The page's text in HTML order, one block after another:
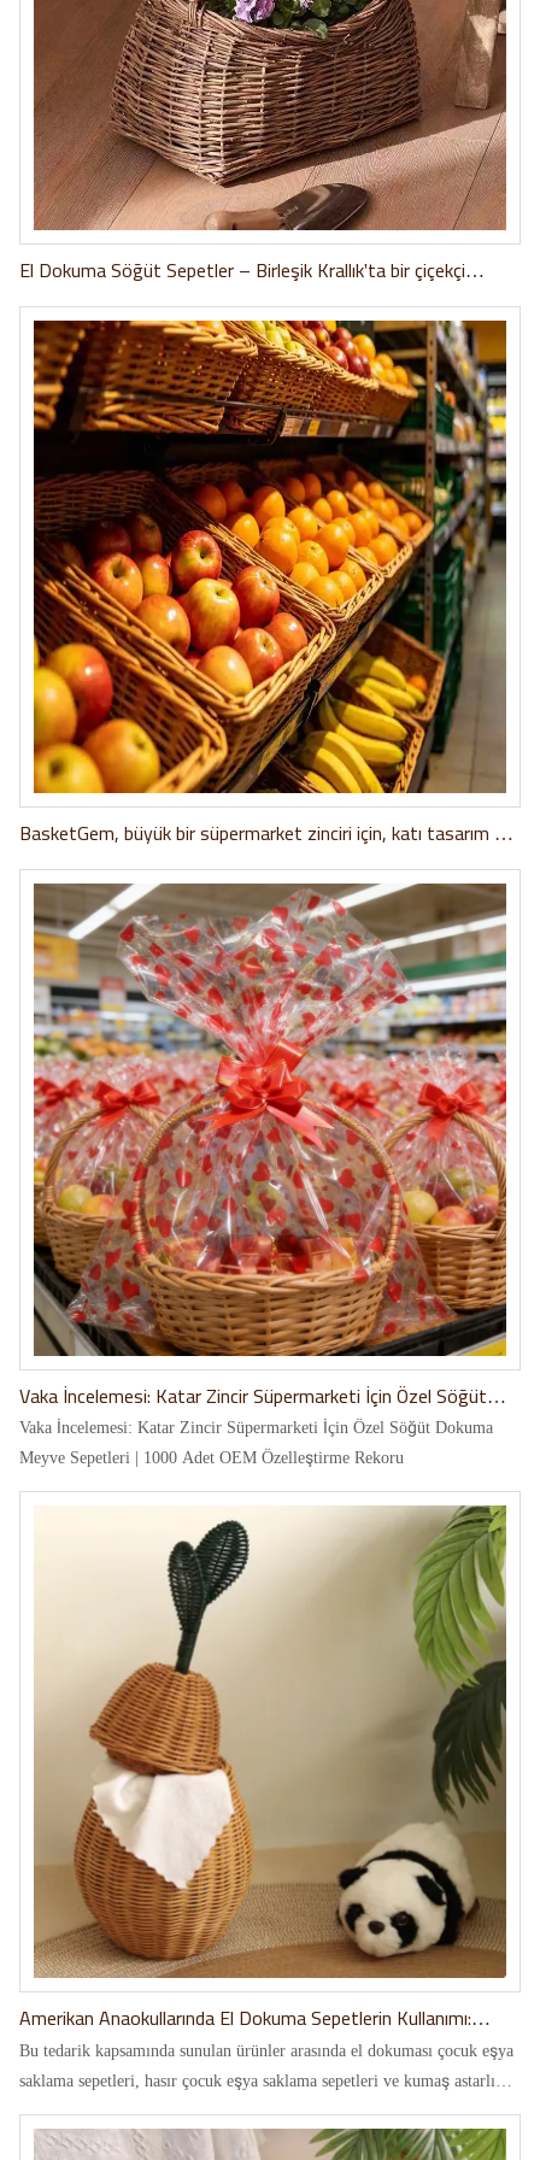
El Dokuma Söğüt Sepetler – Birleşik Krallık'ta bir çiçekçi
zincirinin öyküsü
BasketGem, büyük bir süpermarket zinciri için, katı tasarım ve
zaman çizelgesi gereksinimlerini karşılayan özel hasır sepet
çözümü sundu.
Vaka İncelemesi: Katar Zincir Süpermarketi İçin Özel Söğüt
Dokuma Meyve Sepetleri | 1000 Adet OEM Özelleştirme
Rekoru
Vaka İncelemesi: Katar Zincir Süpermarketi İçin Özel Söğüt Dokuma
Meyve Sepetleri | 1000 Adet OEM Özelleştirme Rekoru
Amerikan Anaokullarında El Dokuma Sepetlerin Kullanımı:
Özelleştirilmiş Depolama Çözümlerine İlişkin Bir Vaka Çalışması
Bu tedarik kapsamında sunulan ürünler arasında el dokuması çocuk eşya
saklama sepetleri, hasır çocuk eşya saklama sepetleri ve kumaş astarlı
düzenleyici sepetler bulunmaktadır.